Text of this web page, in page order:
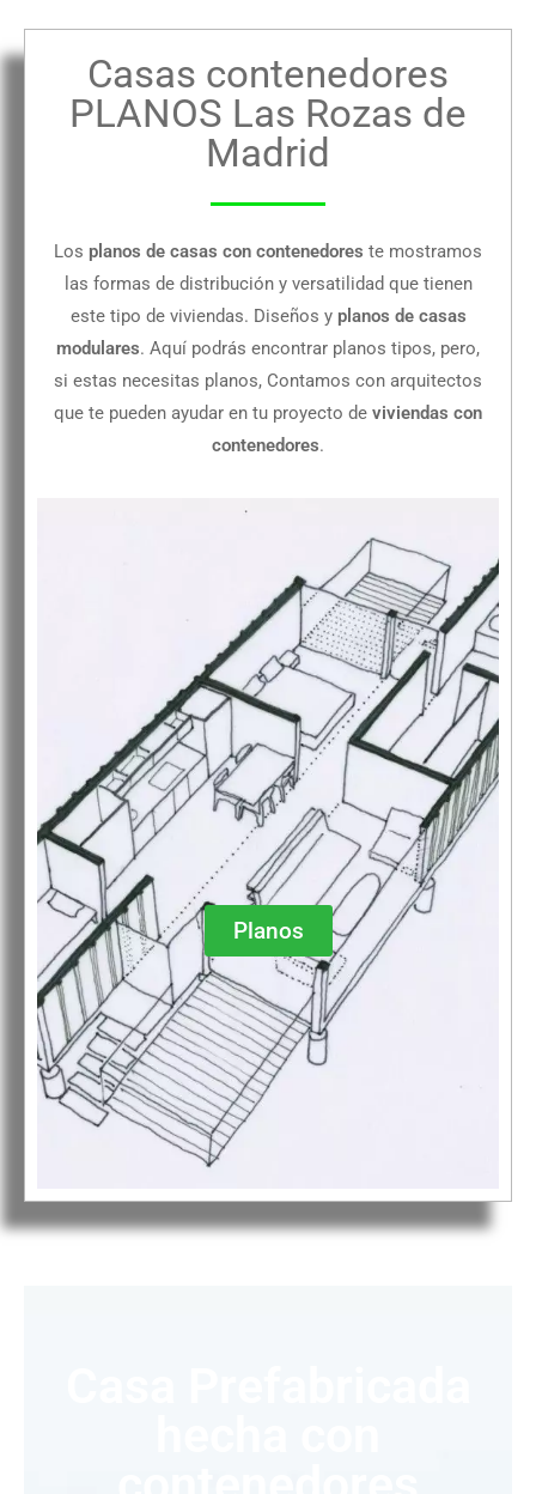
Casas contenedores
PLANOS Las Rozas de
Madrid
Los planos de casas con contenedores te mostramos
las formas de distribución y versatilidad que tienen
este tipo de viviendas. Diseños y planos de casas
modulares. Aquí podrás encontrar planos tipos, pero,
si estas necesitas planos, Contamos con arquitectos
que te pueden ayudar en tu proyecto de viviendas con
contenedores.
Planos